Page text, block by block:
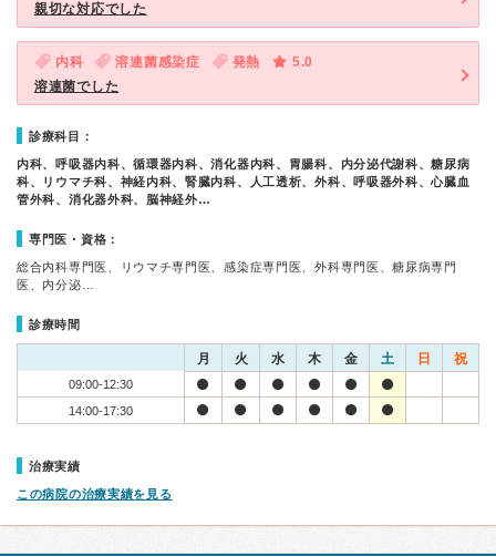
親切な対応でした
内科 溶連菌感染症 発熱
5.0
溶連菌でした
診療科目：
内科、呼吸器内科、循環器内科、消化器内科、胃腸科、内分泌代謝科、糖尿病
科、リウマチ科、神経内科、腎臓内科、人工透析、外科、呼吸器外科、心臓血
管外科、消化器外科、脳神経外…
専門医・資格：
総合内科専門医、リウマチ専門医、感染症専門医、外科専門医、糖尿病専門
医、内分泌…
診療時間
月 火 水 木 金 土 日 祝
09:00-12:30
14:00-17:30
治療実績
この病院の治療実績を見る